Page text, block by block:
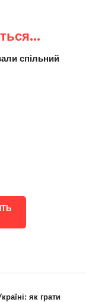
спільний
як грати